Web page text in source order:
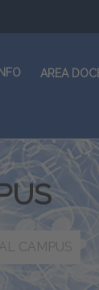
INFO AREA
CAMPUS